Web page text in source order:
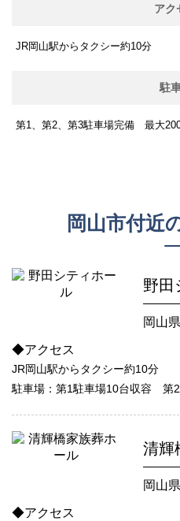
アク
JR岡山駅からタクシー約10分
駐
第1、第2、第3駐車場完備 最大
岡山市付近
野田
岡山
◆アクセス
JR岡山駅からタクシー約10分
駐車場：第1駐車場10台収容 第
清輝
岡山
◆アクセス